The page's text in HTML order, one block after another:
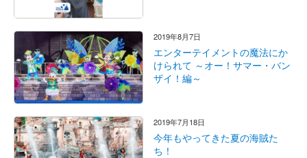
2019年8月7日
エンターテイメントの魔法にか
けられて ～オー！サマー・バン
ザイ！編～
2019年7月18日
今年もやってきた夏の海賊た
ち！